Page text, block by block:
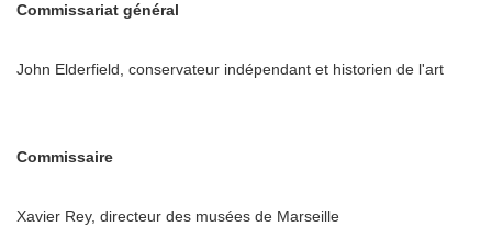
Commissariat général
John Elderfield, conservateur indépendant et historien de l'art
Commissaire
Xavier Rey, directeur des musées de Marseille